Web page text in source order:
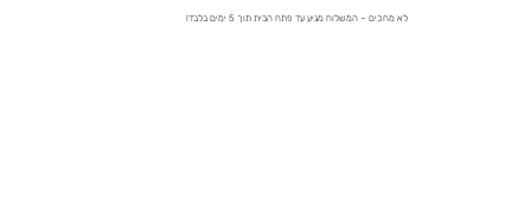
לא מחכים – המשלוח מגיע עד פתח הבית תוך 5 ימים בלבד!